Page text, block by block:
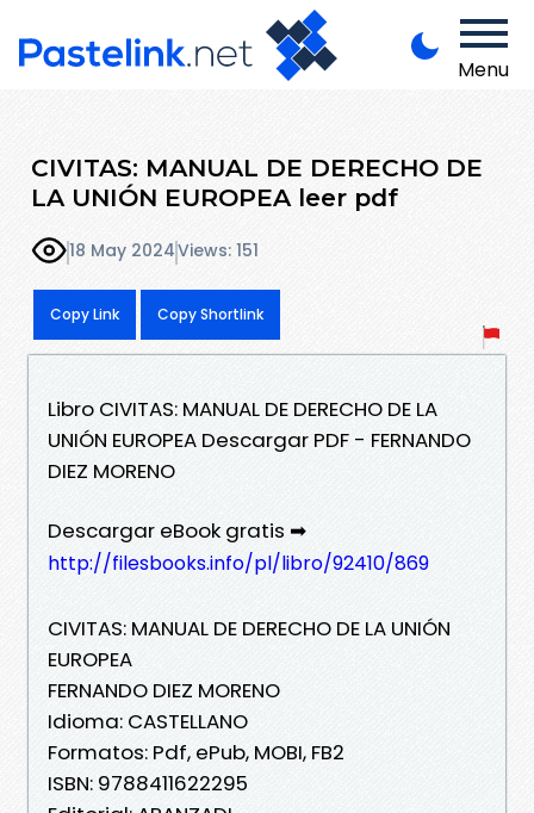
Menu
CIVITAS: MANUAL DE DERECHO DE
LA UNIÓN EUROPEA leer pdf
18 May 2024Views: 151
Copy Link Copy Shortlink
Libro CIVITAS: MANUAL DE DERECHO DE LA
UNIÓN EUROPEA Descargar PDF - FERNANDO
DIEZ MORENO
Descargar eBook gratis ➡
http://filesbooks.info/pl/libro/92410/869
CIVITAS: MANUAL DE DERECHO DE LA UNIÓN
EUROPEA
FERNANDO DIEZ MORENO
Idioma: CASTELLANO
Formatos: Pdf, ePub, MOBI, FB2
ISBN: 9788411622295